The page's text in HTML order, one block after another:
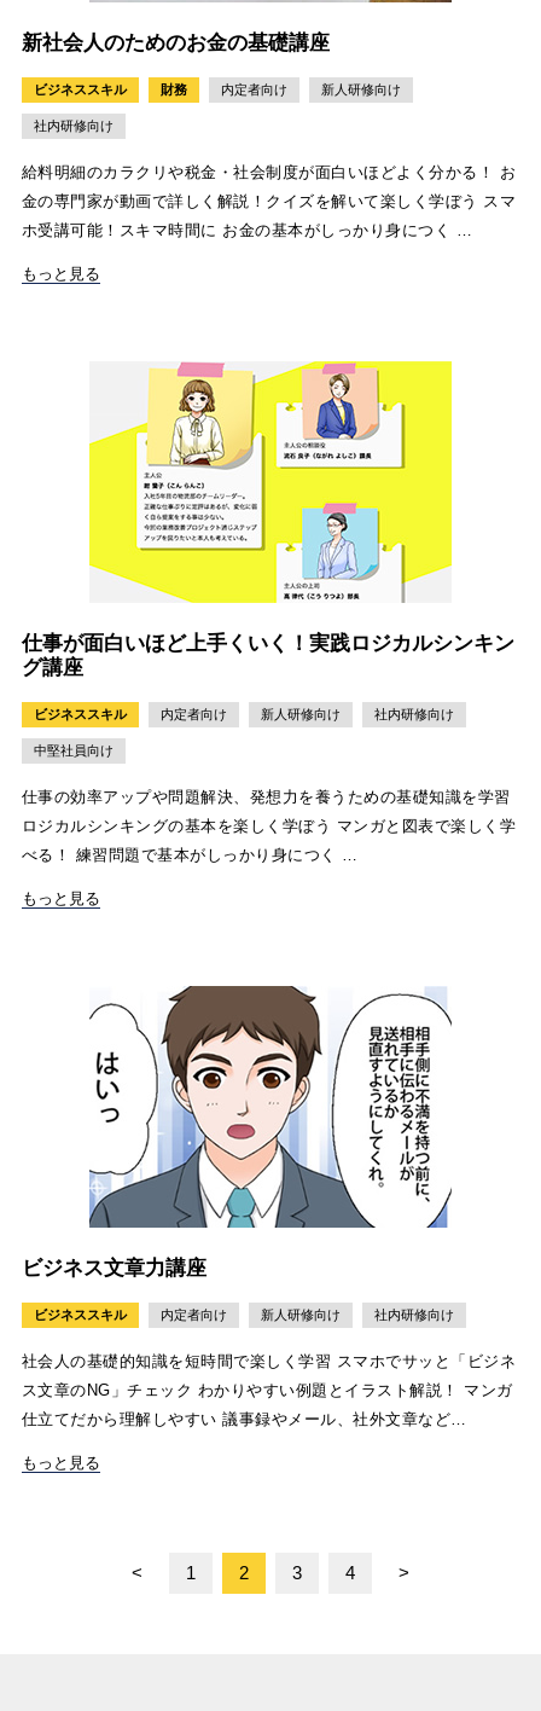
新社会人のためのお金の基礎講座
ビジネススキル 財務 内定者向け 新人研修向け
社内研修向け
給料明細のカラクリや税金・社会制度が面白いほどよく分かる！ お
金の専門家が動画で詳しく解説！クイズを解いて楽しく学ぼう スマ
ホ受講可能！スキマ時間に お金の基本がしっかり身につく …
もっと見る
仕事が面白いほど上手くいく！実践ロジカルシンキン
グ講座
ビジネススキル 内定者向け 新人研修向け 社内研修向け
中堅社員向け
仕事の効率アップや問題解決、発想力を養うための基礎知識を学習
ロジカルシンキングの基本を楽しく学ぼう マンガと図表で楽しく学
べる！ 練習問題で基本がしっかり身につく …
もっと見る
ビジネス文章力講座
ビジネススキル 内定者向け 新人研修向け 社内研修向け
社会人の基礎的知識を短時間で楽しく学習 スマホでサッと「ビジネ
ス文章のNG」チェック わかりやすい例題とイラスト解説！ マンガ
仕立てだから理解しやすい 議事録やメール、社外文章など…
もっと見る
< 1 2 3 4 >